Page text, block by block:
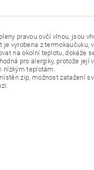
pravou ovčí vlnou, jsou
vyrobena z termokaučuku,
na okolní teplotu, dokáže
pro alergiky, protože
nízkým teplotám.
zip, možnost zatažení